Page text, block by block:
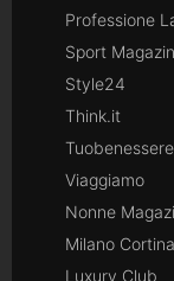
Professione
Sport
Style24
Think.it
Tuobenessere
Viaggiamo
Nonne
Milano Cortina
Luxury Club